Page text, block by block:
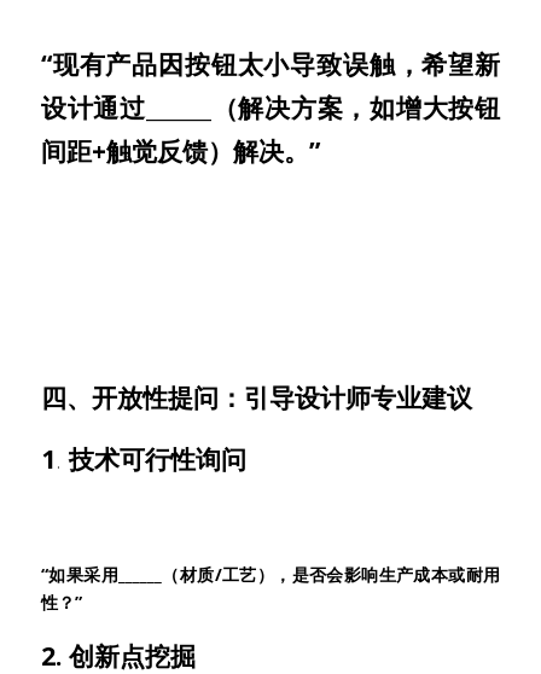
“现有产品因按钮太小导致误触，希望新
设计通过______（解决方案，如增大按钮
间距+触觉反馈）解决。”
四、开放性提问：引导设计师专业建议
1. 技术可行性询问
“如果采用______（材质/工艺），是否会影响生产成本或耐用
性？”
2. 创新点挖掘